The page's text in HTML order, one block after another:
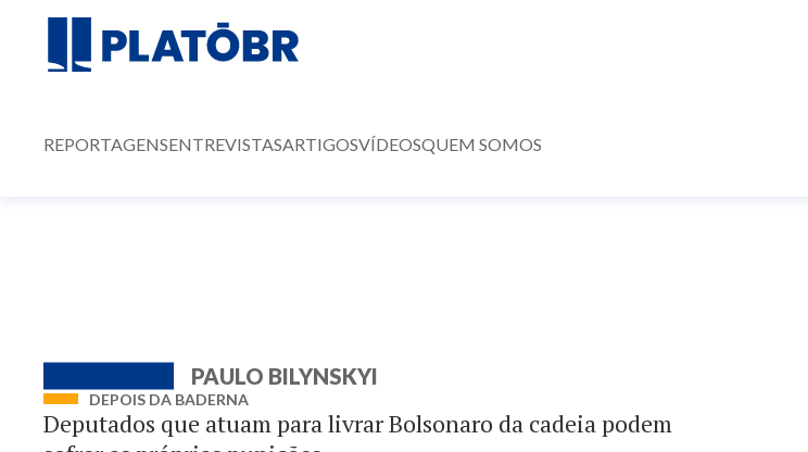
REPORTAGENSENTREVISTASARTIGOSVÍDEOSQUEM SOMOS
PAULO BILYNSKYI
DEPOIS DA BADERNA
Deputados que atuam para livrar Bolsonaro da cadeia podem